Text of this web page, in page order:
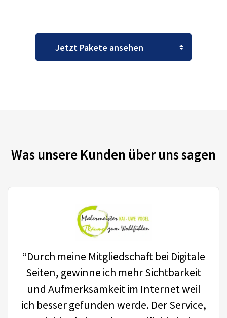
Was unsere Kunden über uns sagen
“Durch meine Mitgliedschaft bei Digitale
Seiten, gewinne ich mehr Sichtbarkeit
und Aufmerksamkeit im Internet weil
ich besser gefunden werde. Der Service,